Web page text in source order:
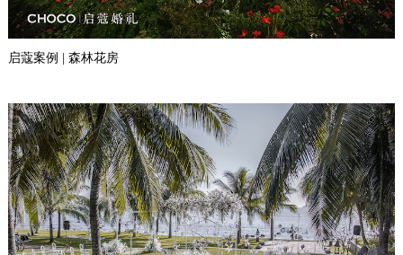
启蔻案例 | 森林花房